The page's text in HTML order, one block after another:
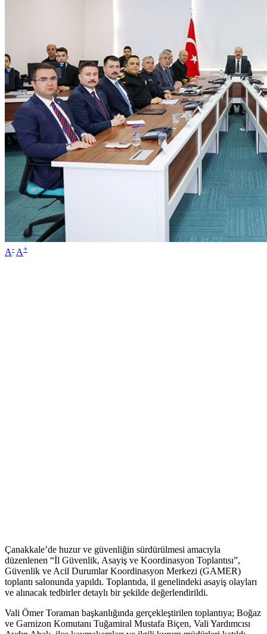
A- A+
Çanakkale’de huzur ve güvenliğin sürdürülmesi amacıyla
düzenlenen “İl Güvenlik, Asayiş ve Koordinasyon Toplantısı”,
Güvenlik ve Acil Durumlar Koordinasyon Merkezi (GAMER)
toplantı salonunda yapıldı. Toplantıda, il genelindeki asayiş olayları
ve alınacak tedbirler detaylı bir şekilde değerlendirildi.
Vali Ömer Toraman başkanlığında gerçekleştirilen toplantıya; Boğaz
ve Garnizon Komutanı Tuğamiral Mustafa Biçen, Vali Yardımcısı